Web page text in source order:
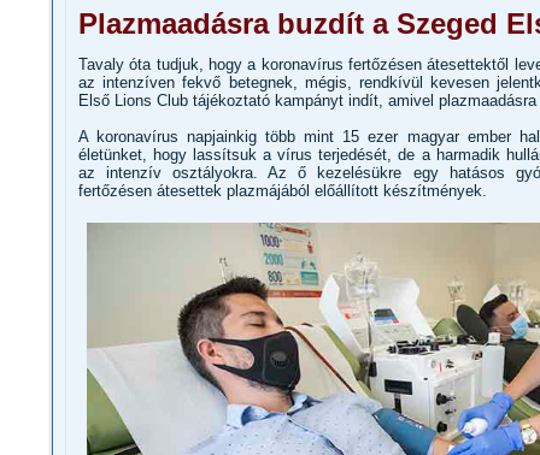
Plazmaadásra buzdít a Szeged
Tavaly óta tudjuk, hogy a koronavírus fertőzésen átesettektől
az intenzíven fekvő betegnek, mégis, rendkívül kevesen
Első Lions Club tájékoztató kampányt indít, amivel
A koronavírus napjainkig több mint 15 ezer magyar ember
életünket, hogy lassítsuk a vírus terjedését, de a harmadik
az intenzív osztályokra. Az ő kezelésükre egy hatásos
fertőzésen átesettek plazmájából előállított készítmények.